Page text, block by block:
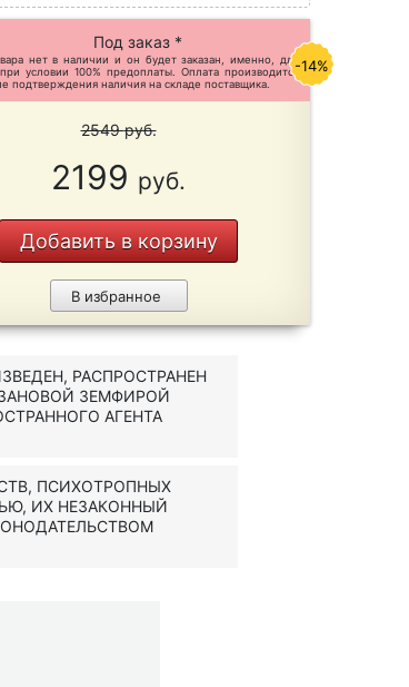
Под заказ *
нет в наличии и он будет заказан, именно, для
условии 100% предоплаты. Оплата производится
подтверждения наличия на складе поставщика.
2549руб.
2199 руб.
Добавить в корзину
В избранное
-14%
РАСПРОСТРАНЕН
ЗЕМФИРОЙ
АГЕНТА
ПСИХОТРОПНЫХ
ИХ НЕЗАКОННЫЙ